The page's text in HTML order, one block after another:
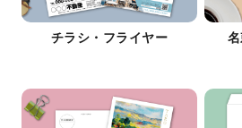
チラシ・フライヤー